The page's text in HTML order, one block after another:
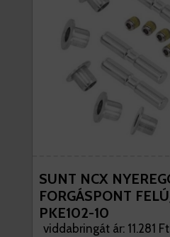
SUNT NCX
FORGÁSPONT
PKE102-10
viddabringát ár: 11.281 Ft